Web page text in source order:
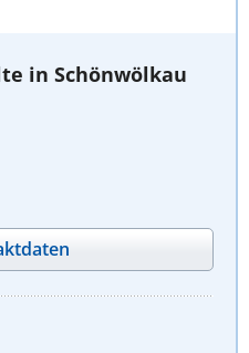
in Schönwölkau